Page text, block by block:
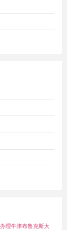
办理牛津布鲁克斯大